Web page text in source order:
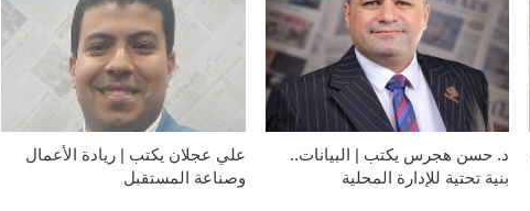
علي عجلان يكتب | ريادة الأعمال
وصناعة المستقبل
د. حسن هجرس يكتب | البيانات..
بنية تحتية للإدارة المحلية